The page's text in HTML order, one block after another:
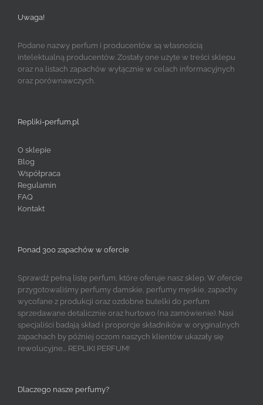
Uwaga!
Podane nazwy perfum i producentów są własnością
intelektualną producentów. Zostały one użyte w treści sklepu
oraz na listach zapachów wyłącznie w celach informacyjnych
oraz porównawczych.
Repliki-perfum.pl
O sklepie
Blog
Współpraca
Regulamin
FAQ
Kontakt
Ponad 300 zapachów w ofercie
Sprawdź pełną listę perfum, które oferuje nasz sklep. W ofercie
przygotowaliśmy perfumy damskie, perfumy męskie, zapachy
wycofane z produkcji oraz ozdobne butelki do perfum
sprzedawane detalicznie oraz hurtowo (na zamówienie). Nasi
specjaliści badają skład i proporcje składników w oryginalnych
zapachach by później oczom naszych klientów ukazały się
rewolucyjne... REPLIKI PERFUM!
Dlaczego nasze perfumy?